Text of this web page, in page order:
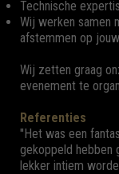
Technische
Wij werken samen
afstemmen op
Wij zetten graag
evenement te
Referenties
''Het was een
gekoppeld hebben
lekker intiem